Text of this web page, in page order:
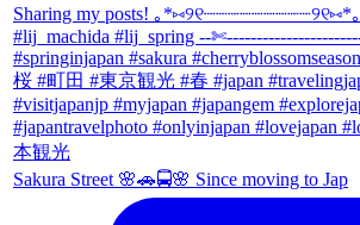
Sakura Street 🌸🚗🚍🌸 Since moving to Jap